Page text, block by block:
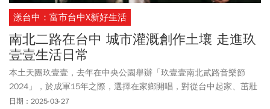
漾台中：富市台中X新好生活
南北二路在台中 城市灌溉創作土壤 走進玖
壹壹生活日常
本土天團玖壹壹，去年在中央公園舉辦「玖壹壹南北貳路音樂節
2024」，於成軍15年之際，選擇在家鄉開唱，對從台中起家、茁壯
的他們而言，意義非凡。這回玖壹壹接受《漾台中》專訪，暢聊成
日期：2025-03-27